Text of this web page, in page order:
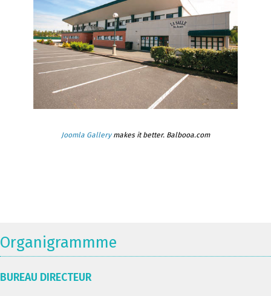
Joomla Gallerymakes it better. Balbooa.com
Organigrammme
BUREAU DIRECTEUR